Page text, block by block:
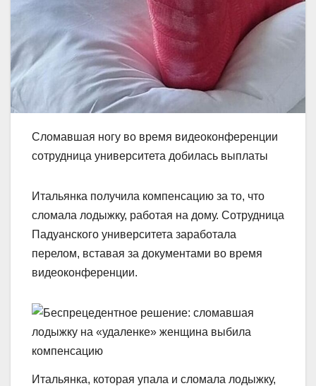
Сломавшая ногу во время видеоконференции
сотрудница университета добилась выплаты
Итальянка получила компенсацию за то, что
сломала лодыжку, работая на дому. Сотрудница
Падуанского университета заработала
перелом, вставая за документами во время
видеоконференции.
Итальянка, которая упала и сломала лодыжку,